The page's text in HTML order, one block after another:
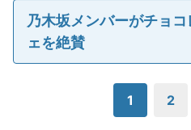
乃木坂メンバーがチョ
ェを絶賛
1 2